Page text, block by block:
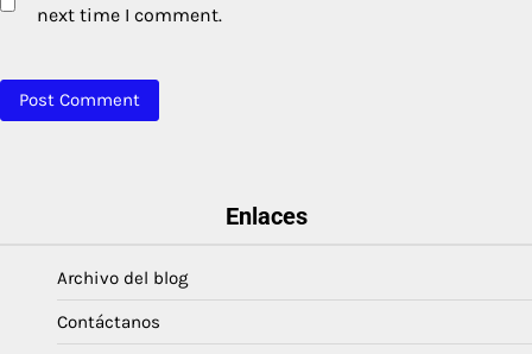
next time I comment.
Enlaces
Archivo del blog
Contáctanos